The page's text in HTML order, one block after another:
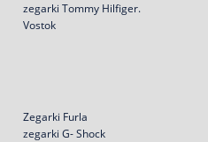
zegarki Tommy Hilfiger.
Vostok
Zegarki Furla
zegarki G- Shock